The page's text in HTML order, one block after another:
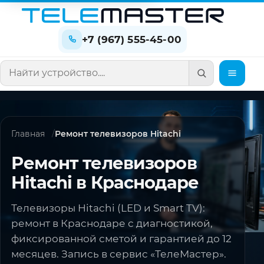
+7 (967) 555-45-00
Поиск по сайту
Главная Ремонт телевизоров Hitachi
Ремонт телевизоров
Hitachi в Краснодаре
Телевизоры Hitachi (LED и Smart TV):
ремонт в Краснодаре с диагностикой,
фиксированной сметой и гарантией до 12
месяцев. Запись в сервис «ТелеМастер».